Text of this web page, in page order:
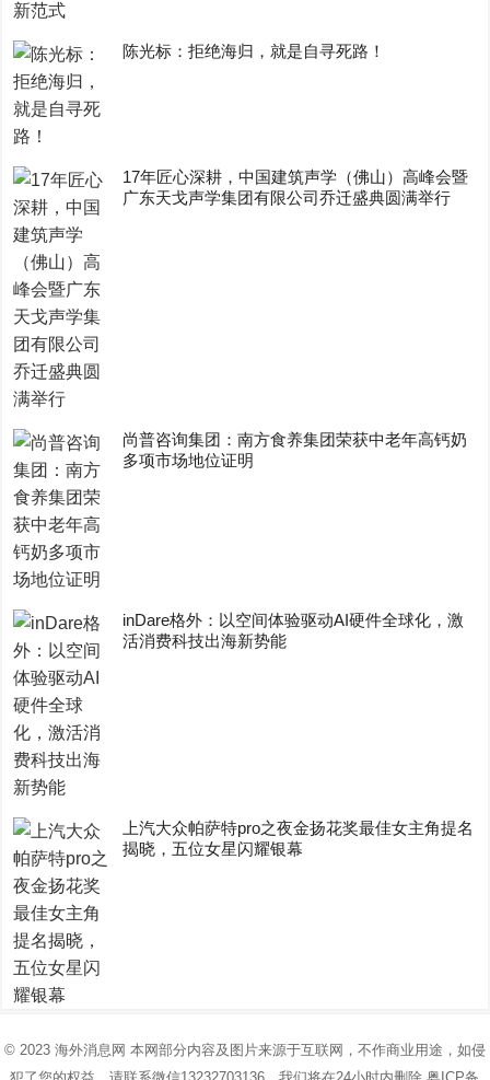
陈光标：拒绝海归，就是自寻死路！
17年匠心深耕，中国建筑声学（佛山）高峰会暨
广东天戈声学集团有限公司乔迁盛典圆满举行
尚普咨询集团：南方食养集团荣获中老年高钙奶
多项市场地位证明
inDare格外：以空间体验驱动AI硬件全球化，激
活消费科技出海新势能
上汽大众帕萨特pro之夜金扬花奖最佳女主角提名
揭晓，五位女星闪耀银幕
© 2023 海外消息网 本网部分内容及图片来源于互联网，不作商业用途，如侵